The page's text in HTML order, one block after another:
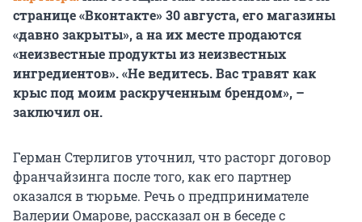
странице «Вконтакте» 30 августа, его магазины
«давно закрыты», а на их месте продаются
«неизвестные продукты из неизвестных
ингредиентов». «Не ведитесь. Вас травят как
крыс под моим раскрученным брендом», –
заключил он.
Герман Стерлигов уточнил, что расторг договор
франчайзинга после того, как его партнер
оказался в тюрьме. Речь о предпринимателе
Валерии Омарове, рассказал он в беседе с